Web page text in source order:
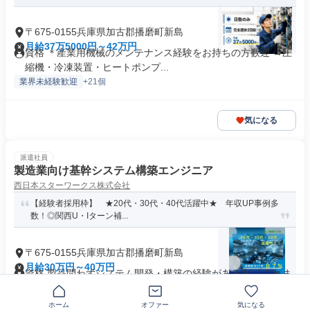
〒675-0155兵庫県加古郡播磨町新島
月給37万5000円～42万円
資格 ＊産業用機械のメンテナンス経験をお持ちの方歓迎 →圧
縮機・冷凍装置・ヒートポンプ...
業界未経験歓迎 +21個
気になる
派遣社員
製造業向け基幹システム構築エンジニア
西日本スターワークス株式会社
【経験者採用枠】 ★20代・30代・40代活躍中★ 年収UP事例多
数！◎関西U・Iターン補...
〒675-0155兵庫県加古郡播磨町新島
月給30万円～40万円
資格 製品問わずシステム開発・構築の経験がある方 「これま
での経験を活かし、最先端の...
無期雇用派遣
ホーム オファー 気になる